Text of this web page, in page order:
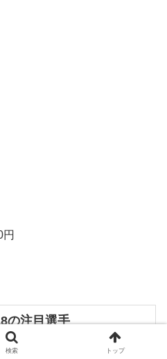
の注目選手
検索 トップ